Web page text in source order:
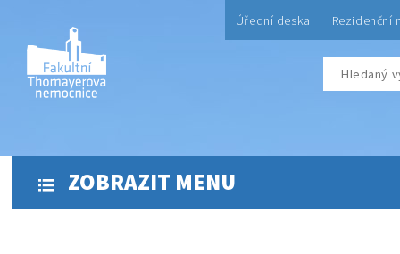
Úřední deska Rezidenční
ZOBRAZIT MENU